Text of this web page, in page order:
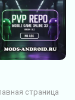
страница